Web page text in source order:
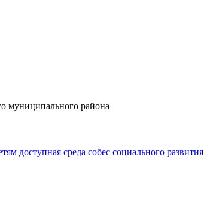
муниципального района
доступная среда собес социального развития